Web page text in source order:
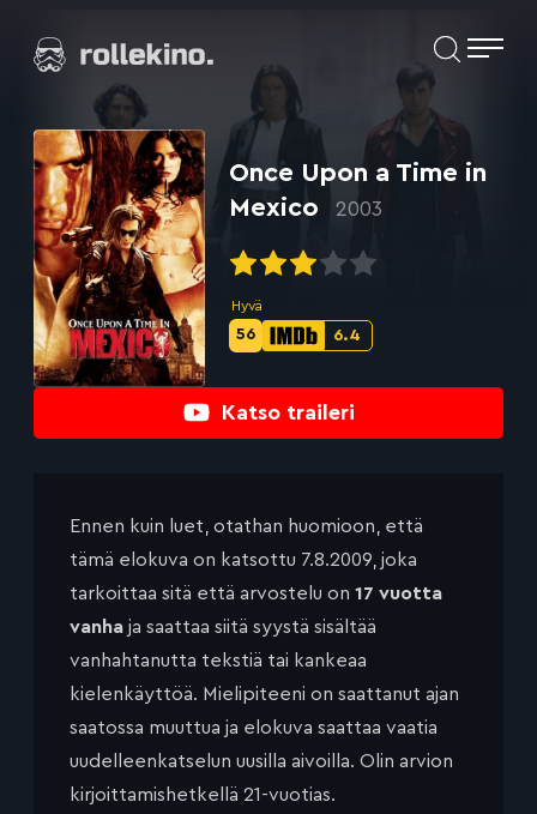
suoraan
Elokuvat ja elokuva-arviot | Rollekino.fi
Fiilistelyä
lopputekstien
jälkeen.
Katso traileri
Once Upon a Time in
Mexico
2003
Hyvä
IMDb-
6.4
Metascore-
56
Ennen kuin luet, otathan huomioon, että
tämä elokuva on katsottu 7.8.2009, joka
tarkoittaa sitä että arvostelu on 17 vuotta
vanha ja saattaa siitä syystä sisältää
vanhahtanutta tekstiä tai kankeaa
kielenkäyttöä. Mielipiteeni on saattanut ajan
saatossa muuttua ja elokuva saattaa vaatia
uudelleenkatselun uusilla aivoilla. Olin arvion
kirjoittamishetkellä 21-vuotias.